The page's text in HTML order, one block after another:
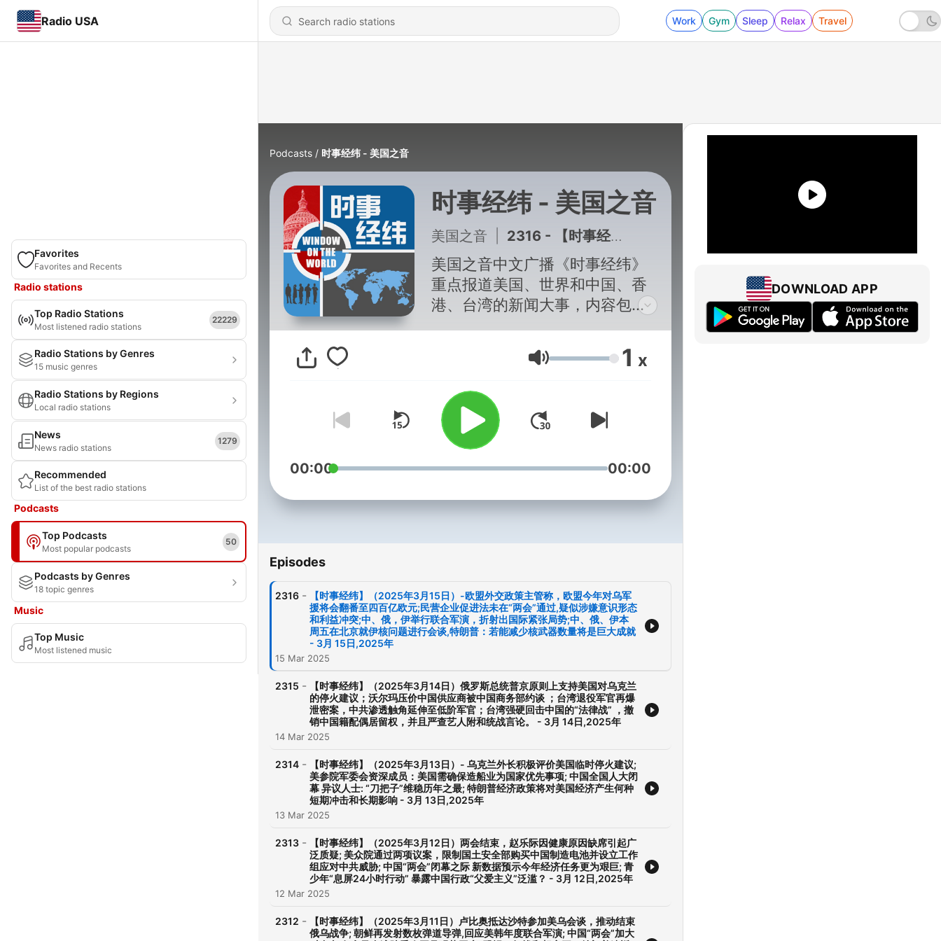
Radio USA Work Gym Sleep Relax Travel
Favorites
Favorites and Recents
Radio stations
Top Radio Stations
Most listened radio stations
22229
Radio Stations by Genres
15 music genres
Radio Stations by Regions
Local radio stations
News
News radio stations
1279
Recommended
List of the best radio stations
Podcasts
Top Podcasts
Most popular podcasts
50
Podcasts by Genres
18 topic genres
Music
Top Music
Most listened music
Podcasts 时事经纬 - 美国之音
时事经纬 - 美国之音
美国之音 2316 - 【时事经纬】（2025年3月15日）-欧盟外交政策主管称，欧盟今年对乌军援将会翻番至四百亿欧元;民营企业促进法未在“两会”通过,疑似涉嫌意识形态和利益冲突;中、俄，伊举行联合军演，折射出国际紧张局势;中、俄、伊本周五在北京就伊核问题进行会谈,特朗普：若能减少核武器数量将是巨大成就 - 3月 15日,2025年
美国之音中文广播《时事经纬》
重点报道美国、世界和中国、香
港、台湾的新闻大事，内容包括
道，其中有中文部记者和特约记
者的采访报道，背景报道、世界
等等。
Volume 1 x
00:00 00:00
Episodes
2316 -
【时事经纬】（2025年3月15日）-欧盟外交政策主管称，欧盟今年对乌军
援将会翻番至四百亿欧元;民营企业促进法未在“两会”通过,疑似涉嫌意识形态
和利益冲突;中、俄，伊举行联合军演，折射出国际紧张局势;中、俄、伊本
周五在北京就伊核问题进行会谈,特朗普：若能减少核武器数量将是巨大成就
- 3月 15日,2025年
15 Mar 2025
2315 -
【时事经纬】（2025年3月14日）俄罗斯总统普京原则上支持美国对乌克兰
的停火建议；沃尔玛压价中国供应商被中国商务部约谈 ；台湾退役军官再爆
泄密案，中共渗透触角延伸至低阶军官；台湾强硬回击中国的“法律战” ，撤
销中国籍配偶居留权，并且严查艺人附和统战言论。 - 3月 14日,2025年
14 Mar 2025
2314 -
【时事经纬】（2025年3月13日）- 乌克兰外长积极评价美国临时停火建议;
美参院军委会资深成员：美国需确保造船业为国家优先事项; 中国全国人大闭
幕 异议人士: “刀把子”维稳历年之最; 特朗普经济政策将对美国经济产生何种
短期冲击和长期影响 - 3月 13日,2025年
13 Mar 2025
2313 -
【时事经纬】（2025年3月12日）两会结束，赵乐际因健康原因缺席引起广
泛质疑; 美众院通过两项议案，限制国土安全部购买中国制造电池并设立工作
组应对中共威胁; 中国“两会”闭幕之际 新数据预示今年经济任务更为艰巨; 青
少年“息屏24小时行动” 暴露中国行政“父爱主义”泛滥？ - 3月 12日,2025年
12 Mar 2025
2312 -
【时事经纬】（2025年3月11日）卢比奥抵达沙特参加美乌会谈，推动结束
俄乌战争; 朝鲜再发射数枚弹道导弹,回应美韩年度联合军演; 中国“两会”加大
DOWNLOAD APP